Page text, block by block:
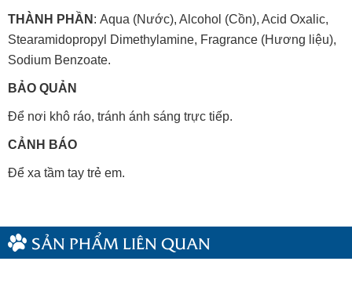
THÀNH PHẦN : Aqua (Nước), Alcohol (Cồn), Acid Oxalic,
Stearamidopropyl Dimethylamine, Fragrance (Hương liệu),
Sodium Benzoate.
BẢO QUẢN
Để nơi khô ráo, tránh ánh sáng trực tiếp.
CẢNH BÁO
Để xa tầm tay trẻ em.
SẢN PHẨM LIÊN QUAN